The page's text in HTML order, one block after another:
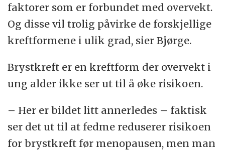
faktorer som er forbundet med overvekt.
Og disse vil trolig påvirke de forskjellige
kreftformene i ulik grad, sier Bjørge.
Brystkreft er en kreftform der overvekt i
ung alder ikke ser ut til å øke risikoen.
– Her er bildet litt annerledes – faktisk
ser det ut til at fedme reduserer risikoen
for brystkreft før menopausen, men man